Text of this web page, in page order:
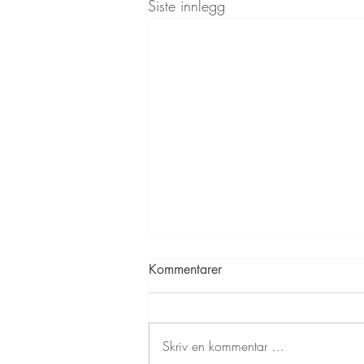
Siste innlegg
Kommentarer
Skriv en kommentar …